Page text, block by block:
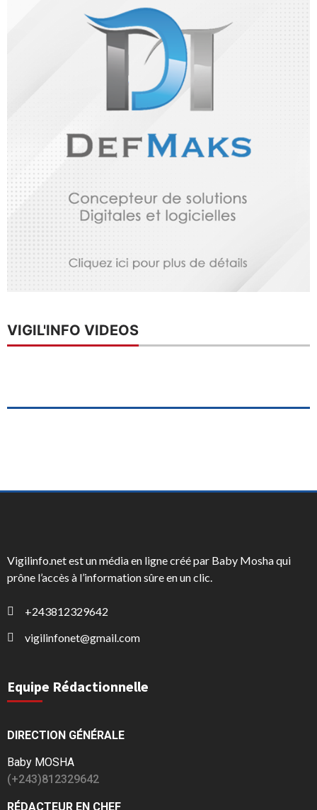
VIGIL'INFO VIDEOS
Vigilinfo.net est un média en ligne créé par Baby Mosha qui
prône l’accès à l’information sûre en un clic.
+243812329642
vigilinfonet@gmail.com
Equipe Rédactionnelle
DIRECTION GÉNÉRALE
Baby MOSHA
(+243)812329642
RÉDACTEUR EN CHEF